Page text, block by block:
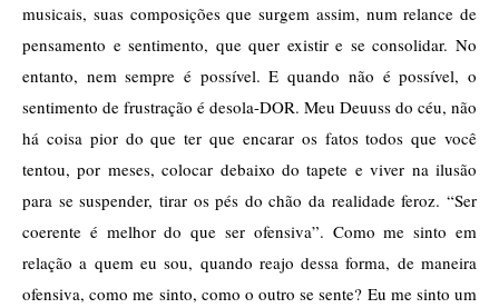
musicais, suas composições que surgem assim, num relance de
pensamento e sentimento, que quer existir e se consolidar. No
entanto, nem sempre é possível. E quando não é possível, o
sentimento de frustração é desola-DOR. Meu Deuuss do céu, não
há coisa pior do que ter que encarar os fatos todos que você
tentou, por meses, colocar debaixo do tapete e viver na ilusão
para se suspender, tirar os pés do chão da realidade feroz. “Ser
coerente é melhor do que ser ofensiva”. Como me sinto em
relação a quem eu sou, quando reajo dessa forma, de maneira
ofensiva, como me sinto, como o outro se sente? Eu me sinto um